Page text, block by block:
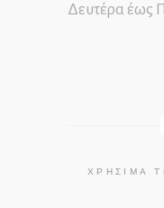
Δευτέρα έως
ΧΡΉΣΙΜΑ